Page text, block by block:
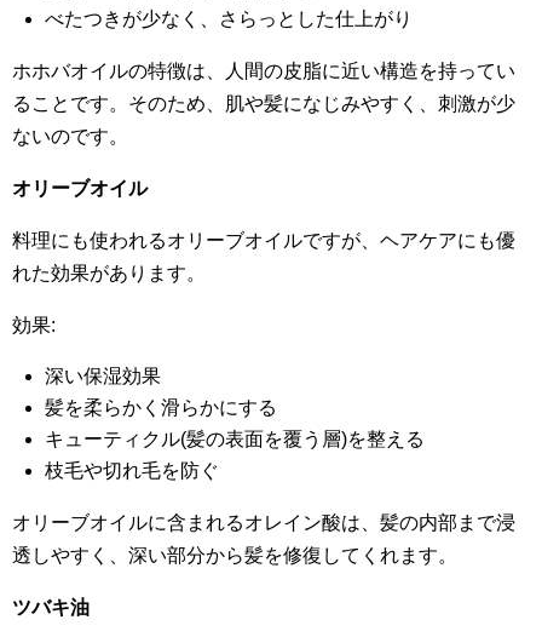
べたつきが少なく、さらっとした仕上がり
ホホバオイルの特徴は、人間の皮脂に近い構造を持ってい
ることです。そのため、肌や髪になじみやすく、刺激が少
ないのです。
オリーブオイル
料理にも使われるオリーブオイルですが、ヘアケアにも優
れた効果があります。
効果:
深い保湿効果
髪を柔らかく滑らかにする
キューティクル(髪の表面を覆う層)を整える
枝毛や切れ毛を防ぐ
オリーブオイルに含まれるオレイン酸は、髪の内部まで浸
透しやすく、深い部分から髪を修復してくれます。
ツバキ油